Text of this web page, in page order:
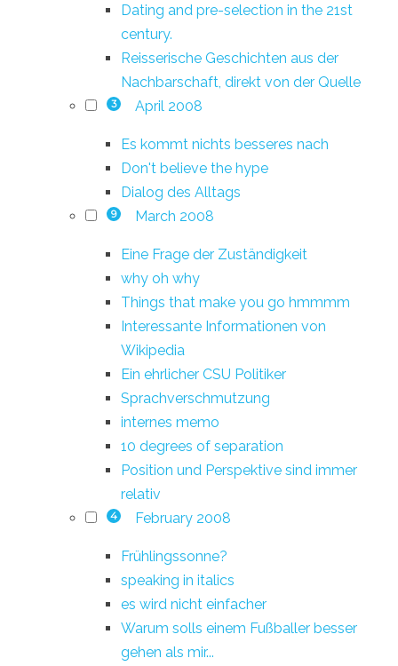
Dating and pre-selection in the 21st
century.
Reisserische Geschichten aus der
Nachbarschaft, direkt von der Quelle
3 April 2008
Es kommt nichts besseres nach
Don't believe the hype
Dialog des Alltags
9 March 2008
Eine Frage der Zuständigkeit
why oh why
Things that make you go hmmmm
Interessante Informationen von
Wikipedia
Ein ehrlicher CSU Politiker
Sprachverschmutzung
internes memo
10 degrees of separation
Position und Perspektive sind immer
relativ
4 February 2008
Frühlingssonne?
speaking in italics
es wird nicht einfacher
Warum solls einem Fußballer besser
gehen als mir...